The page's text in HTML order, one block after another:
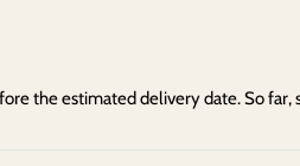
the estimated delivery date. So